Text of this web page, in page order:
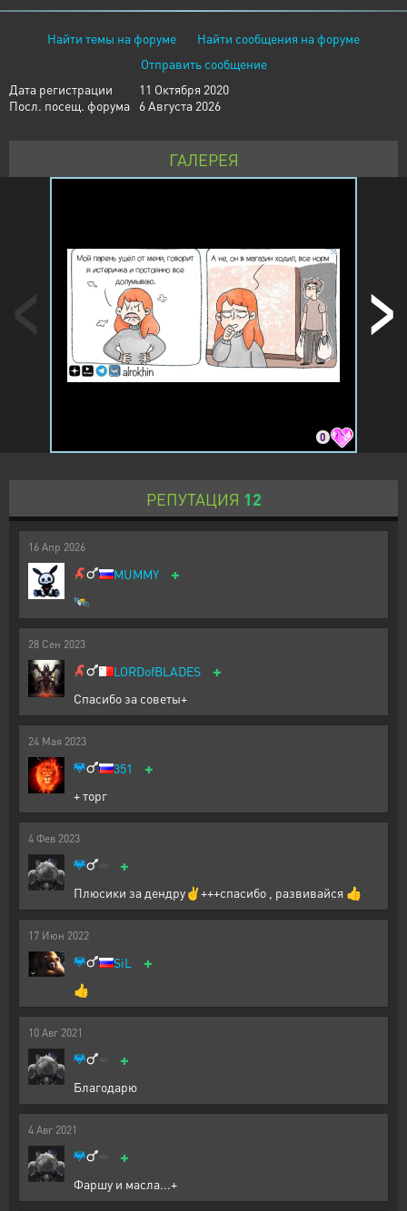
Найти темы на форуме
Найти сообщения на форуме
Отправить сообщение
Дата регистрации
11 Октября 2020
Посл. посещ. форума
6 Августа 2026
ГАЛЕРЕЯ
0
РЕПУТАЦИЯ 12
16 Апр 2026
MUMMY +
🛰️
28 Сен 2023
LORDofBLADES +
Спасибо за советы+
24 Мая 2023
351 +
+ торг
4 Фев 2023
+
Плюсики за дендру✌️+++спасибо , развивайся 👍
17 Июн 2022
SiL +
👍
10 Авг 2021
+
Благодарю
4 Авг 2021
+
Фаршу и масла...+